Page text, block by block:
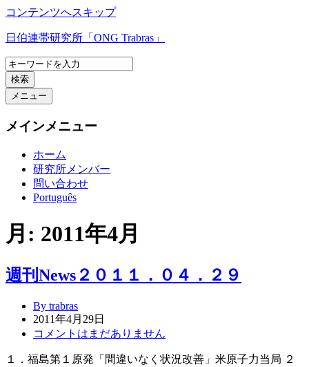
コンテンツへスキップ
日伯連帯研究所「ONG Trabras」
検索
メニュー
メインメニュー
ホーム
研究所メンバー
問い合わせ
Português
月: 2011年4月
週刊News２０１１．０４．２９
By trabras
2011年4月29日
コメントはまだありません
１．福島第１原発「間違いなく状況改善」米原子力当局 ２